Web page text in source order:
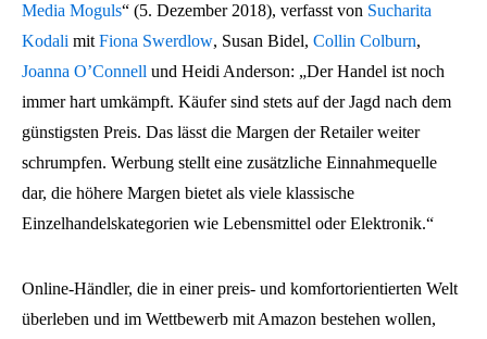
Media Moguls“ (5. Dezember 2018), verfasst von Sucharita
Kodali mit Fiona Swerdlow, Susan Bidel, Collin Colburn,
Joanna O’Connell und Heidi Anderson: „Der Handel ist noch
immer hart umkämpft. Käufer sind stets auf der Jagd nach dem
günstigsten Preis. Das lässt die Margen der Retailer weiter
schrumpfen. Werbung stellt eine zusätzliche Einnahmequelle
dar, die höhere Margen bietet als viele klassische
Einzelhandelskategorien wie Lebensmittel oder Elektronik.“
Online-Händler, die in einer preis- und komfortorientierten Welt
überleben und im Wettbewerb mit Amazon bestehen wollen,